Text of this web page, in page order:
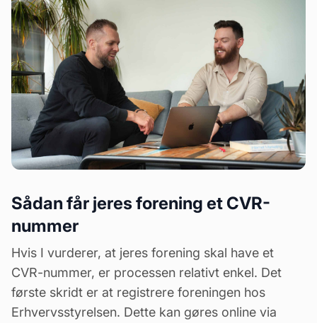
Sådan får jeres forening et CVR-
nummer
Hvis I vurderer, at jeres forening skal have et
CVR-nummer, er processen relativt enkel. Det
første skridt er at registrere foreningen hos
Erhvervsstyrelsen. Dette kan gøres online via